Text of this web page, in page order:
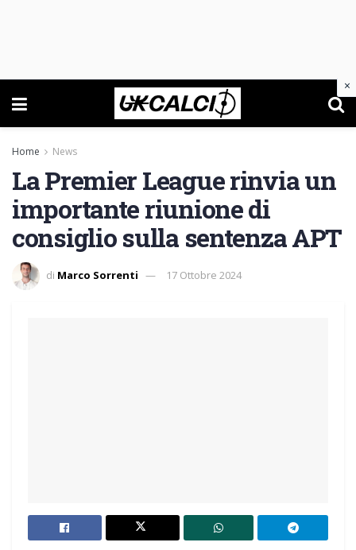
Home News
La Premier League rinvia un
importante riunione di
consiglio sulla sentenza APT
di Marco Sorrenti 17 Ottobre 2024
×